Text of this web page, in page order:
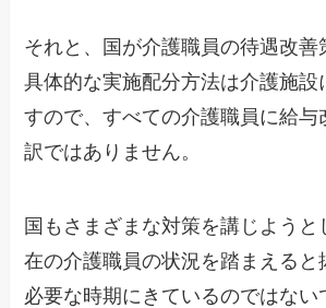
それと、国が介護職員の待遇改善
具体的な実施配分方法は介護施設
すので、すべての介護職員に給与
訳ではありません。
国もさまざまな対策を講じようと
在の介護職員の状況を踏まえると
必要な時期にきているのではない